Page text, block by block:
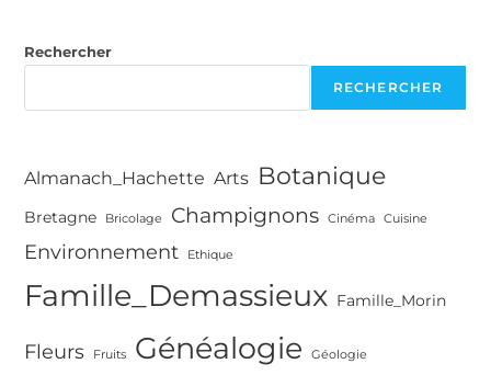
Thaïlande
Rechercher
RECHERCHER
Almanach_Hachette Arts Botanique
Bretagne Bricolage Champignons Cinéma Cuisine
Environnement Ethique
Famille_Demassieux Famille_Morin
Fleurs Fruits Généalogie Géologie